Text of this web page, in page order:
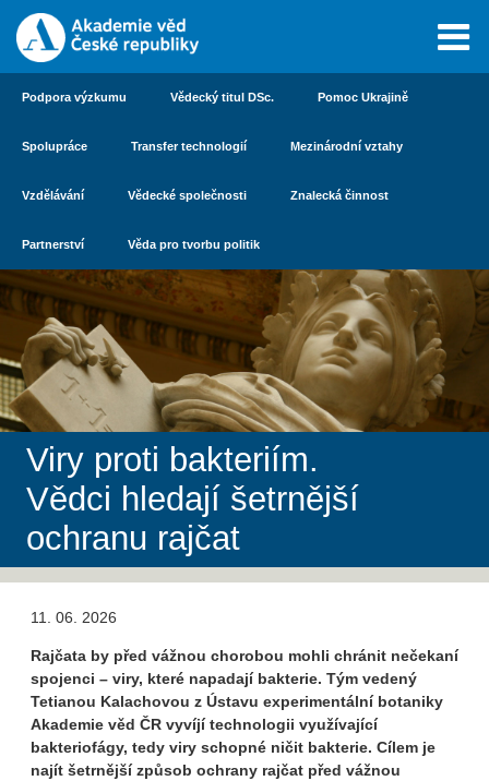
Podpora výzkumu Vědecký titul DSc. Pomoc Ukrajině
Spolupráce Transfer technologií Mezinárodní vztahy
Vzdělávání Vědecké společnosti Znalecká činnost
Partnerství Věda pro tvorbu politik
Viry proti bakteriím.
Vědci hledají šetrnější
ochranu rajčat
11. 06. 2026
Rajčata by před vážnou chorobou mohli chránit nečekaní
spojenci – viry, které napadají bakterie. Tým vedený
Tetianou Kalachovou z Ústavu experimentální botaniky
Akademie věd ČR vyvíjí technologii využívající
bakteriofágy, tedy viry schopné ničit bakterie. Cílem je
najít šetrnější způsob ochrany rajčat před vážnou